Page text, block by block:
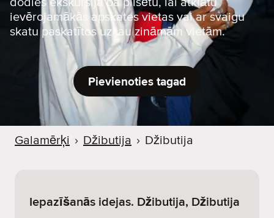
dodies ekskursijā pa pilsētu, lai atklātu
ievērojamākās apskates vietas vai ar svaigu
skatu paskatītos uz jau zināmām vietām.
Pievienoties tagad
Galamērķi › Džibutija › Džibutija
Iepazīšanās idejas. Džibutija, Džibutija